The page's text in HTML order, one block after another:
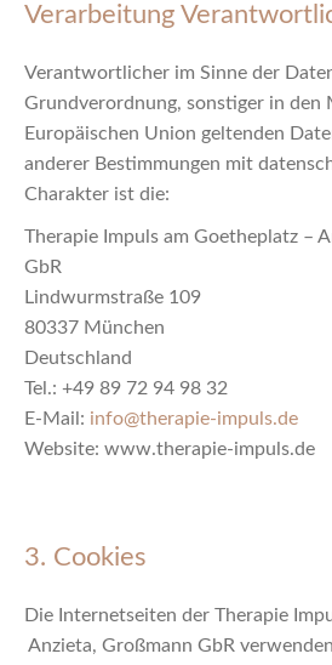
Verarbeitung
Verantwortlicher im Sinne der
Grundverordnung, sonstiger in den
Europäischen Union geltenden
anderer Bestimmungen mit
Charakter ist die:
Therapie Impuls am Goetheplatz –
GbR
Lindwurmstraße 109
80337 München
Deutschland
Tel.: +49 89 72 94 98 32
E-Mail: info@therapie-impuls.de
Website: www.therapie-impuls.de
3. Cookies
Die Internetseiten der Therapie
Anzieta, Großmann GbR